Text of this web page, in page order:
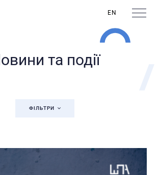
EN
та події
ФІЛЬТРИ